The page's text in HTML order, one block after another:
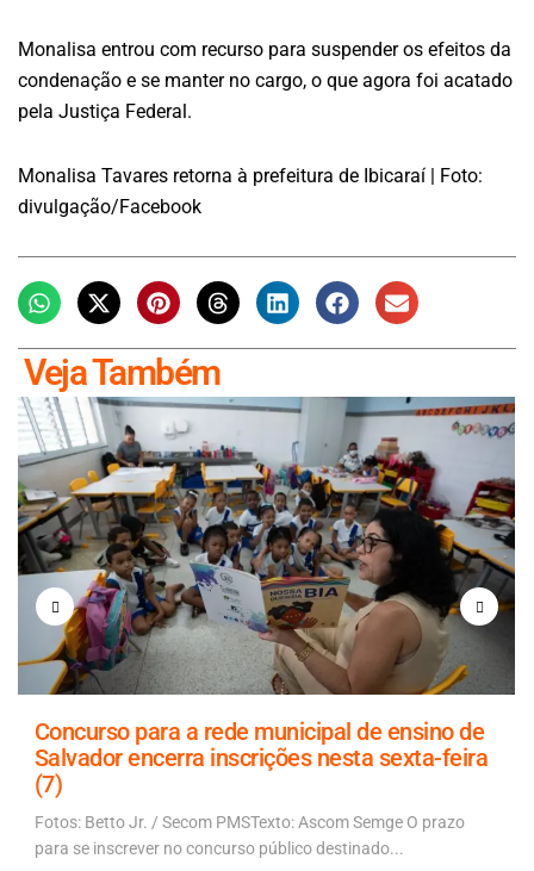
Monalisa entrou com recurso para suspender os efeitos da
condenação e se manter no cargo, o que agora foi acatado
pela Justiça Federal.
Monalisa Tavares retorna à prefeitura de Ibicaraí | Foto:
divulgação/Facebook
Veja Também
Concurso para a rede municipal de ensino de
Salvador encerra inscrições nesta sexta-feira
(7)
Fotos: Betto Jr. / Secom PMSTexto: Ascom Semge O prazo
para se inscrever no concurso público destinado...